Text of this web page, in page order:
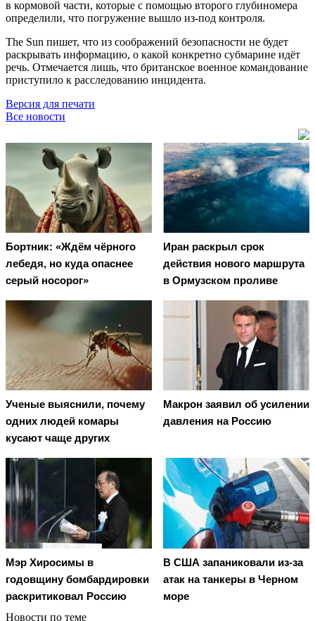
в кормовой части, которые с помощью второго глубиномера
определили, что погружение вышло из-под контроля.
The Sun пишет, что из соображений безопасности не будет
раскрывать информацию, о какой конкретно субмарине идёт
речь. Отмечается лишь, что британское военное командование
приступило к расследованию инцидента.
Версия для печати
Все новости
Бортник: «Ждём чёрного
лебедя, но куда опаснее
серый носорог»
Иран раскрыл срок
действия нового маршрута
в Ормузском проливе
Ученые выяснили, почему
одних людей комары
кусают чаще других
Макрон заявил об усилении
давления на Россию
Мэр Хиросимы в
годовщину бомбардировки
раскритиковал Россию
В США запаниковали из-за
атак на танкеры в Черном
море
Новости по теме